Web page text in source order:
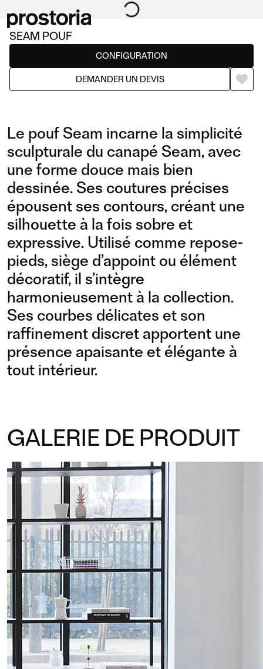
SEAM POUF
CONFIGURATION
DEMANDER UN DEVIS
Le pouf Seam incarne la simplicité
sculpturale du canapé Seam, avec
une forme douce mais bien
dessinée. Ses coutures précises
épousent ses contours, créant une
silhouette à la fois sobre et
expressive. Utilisé comme repose-
pieds, siège d’appoint ou élément
décoratif, il s’intègre
harmonieusement à la collection.
Ses courbes délicates et son
raffinement discret apportent une
présence apaisante et élégante à
tout intérieur.
GALERIE DE PRODUIT